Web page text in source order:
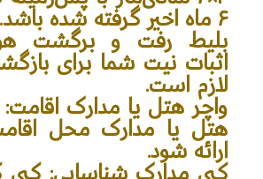
۶ ماه اخیر گرفته شده باشد.
بلیط رفت و برگشت
اثبات نیت شما برای
لازم است.
واچر هتل یا مدارک اقامت:
هتل یا مدارک محل
ارائه شود.